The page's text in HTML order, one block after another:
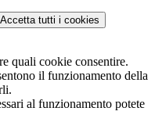
Accetta tutti i cookies
quali cookie consentire.
il funzionamento della
al funzionamento potete